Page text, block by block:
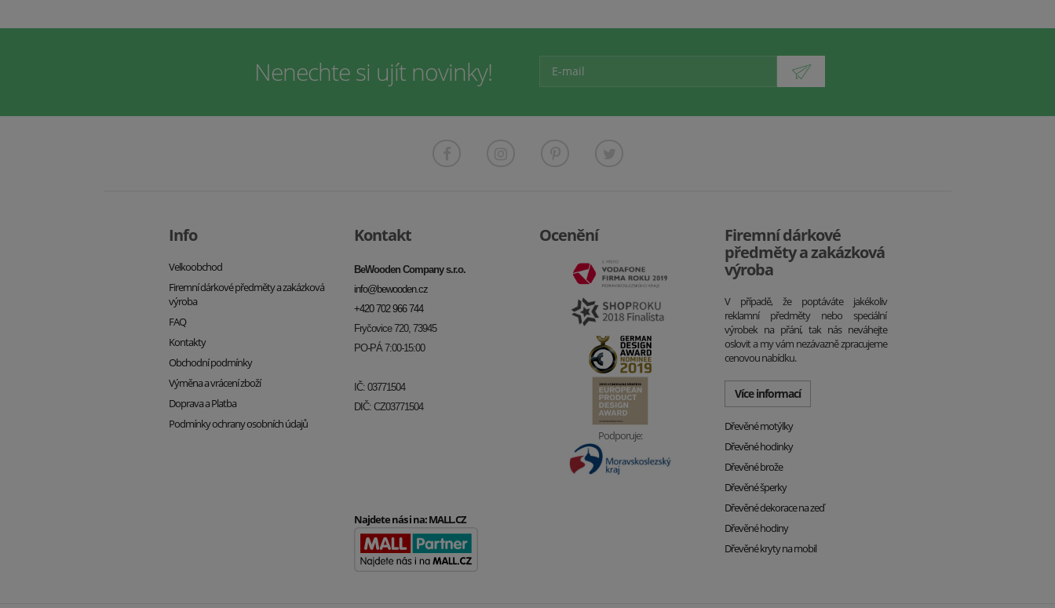
Nenechte si ujít novinky!
Info
Velkoobchod
Firemní dárkové předměty a zakázková
výroba
FAQ
Kontakty
Obchodní podmínky
Výměna a vrácení zboží
Doprava a Platba
Podmínky ochrany osobních údajů
Kontakt
BeWooden Company s.r.o.
info@bewooden.cz
+420 702 966 744
Fryčovice 720, 73945
PO-PÁ 7:00-15:00
IČ: 03771504
DIČ: CZ03771504
Najdete nás i na:MALL.CZ
Ocenění
Podporuje:
Firemní dárkové
předměty a zakázková
výroba
V případě, že poptáváte jakékoliv
reklamní předměty nebo speciální
výrobek na přání, tak nás neváhejte
oslovit a my vám nezávazně zpracujeme
cenovou nabídku.
Více informací
Dřevěné motýlky
Dřevěné hodinky
Dřevěné brože
Dřevěné šperky
Dřevěné dekorace na zeď
Dřevěné hodiny
Dřevěné kryty na mobil